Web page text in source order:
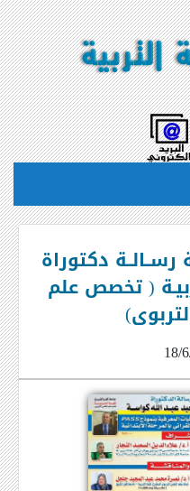
رســالــة دكتوراة
( تخصص علم
18/